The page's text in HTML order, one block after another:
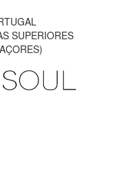
SUPERIORES